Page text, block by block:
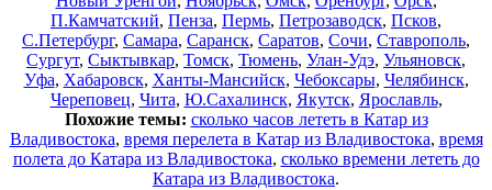
П.Камчатский, Пенза, Пермь, Петрозаводск, Псков,
С.Петербург, Самара, Саранск, Саратов, Сочи, Ставрополь,
Сургут, Сыктывкар, Томск, Тюмень, Улан-Удэ, Ульяновск,
Уфа, Хабаровск, Ханты-Мансийск, Чебоксары, Челябинск,
Череповец, Чита, Ю.Сахалинск, Якутск, Ярославль,
Похожие темы: сколько часов лететь в Катар из
Владивостока, время перелета в Катар из Владивостока, время
полета до Катара из Владивостока, сколько времени лететь до
Катара из Владивостока.